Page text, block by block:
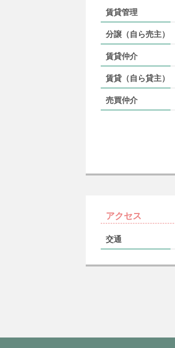
賃貸管理
分譲（自ら売主）
賃貸仲介
賃貸（自ら貸主）
売買仲介
アクセス
交通